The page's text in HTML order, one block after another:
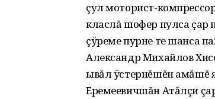
çул моторист-
класлă шофер пулса çар
çÿреме пурне те шанса
Александр Михайлов
ывăл ÿстернĕшĕн амăшĕ
Еремеевичшăн Атăлçи